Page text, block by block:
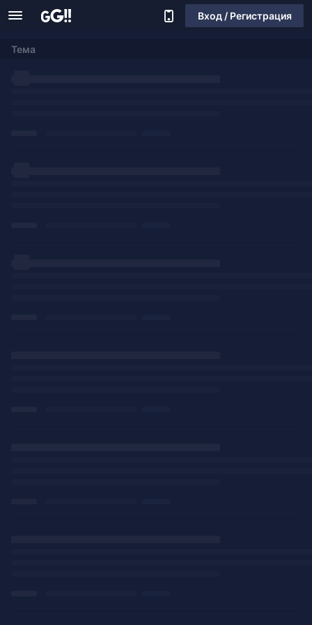
Вход / Регистрация
Тема